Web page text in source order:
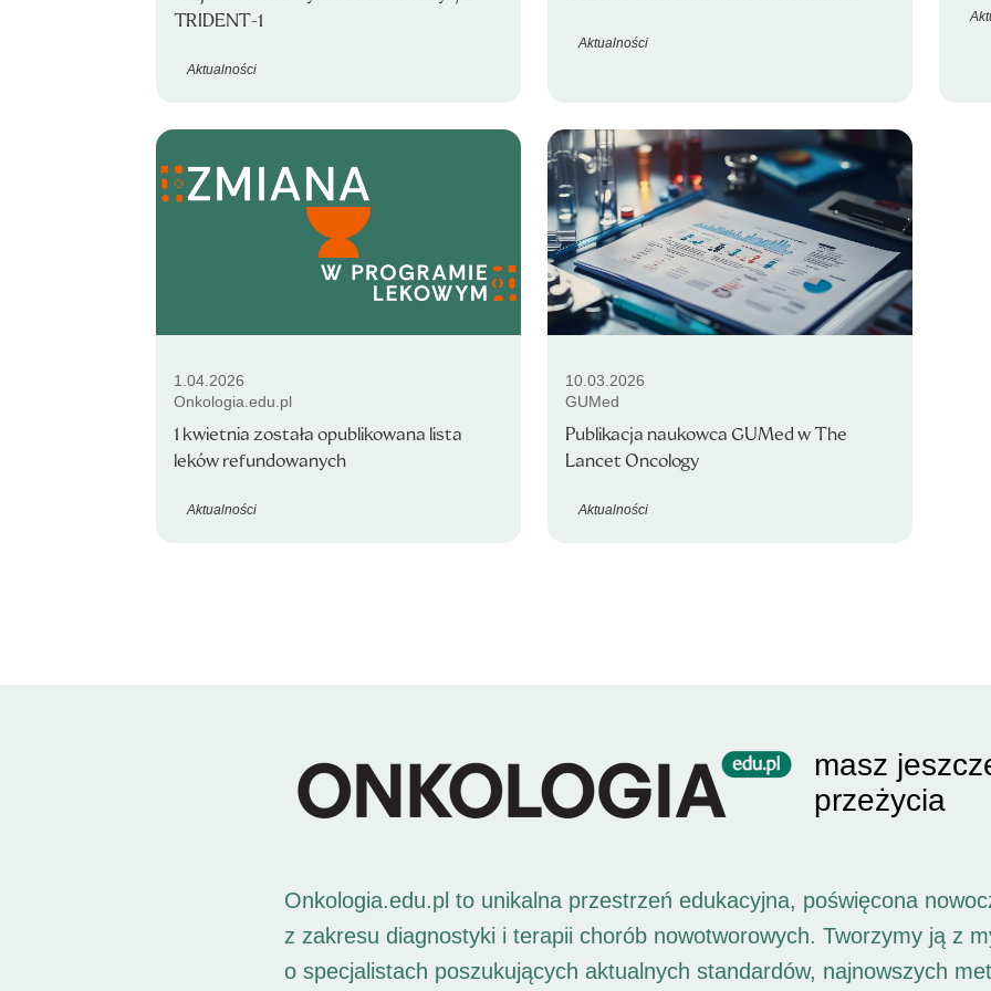
TRIDENT-1
Aktualności
Aktualności
1.04.2026
Onkologia.edu.pl
1 kwietnia została opublikowana lista
leków refundowanych
Aktualności
10.03.2026
GUMed
Publikacja naukowca GUMed w The
Lancet Oncology
Aktualności
masz
przeżycia
Onkologia.edu.pl to unikalna przestrzeń edukacyjna, poświęcona
z zakresu diagnostyki i terapii chorób nowotworowych. Tworzymy ją z
o specjalistach poszukujących aktualnych standardów, najnowszych